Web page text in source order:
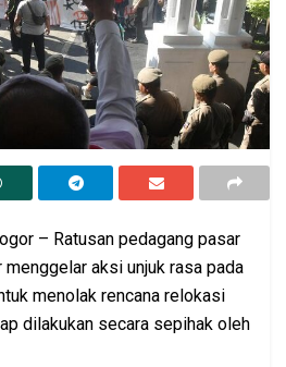
– Ratusan pedagang pasar
aksi unjuk rasa pada
menolak rencana relokasi
dilakukan secara sepihak oleh